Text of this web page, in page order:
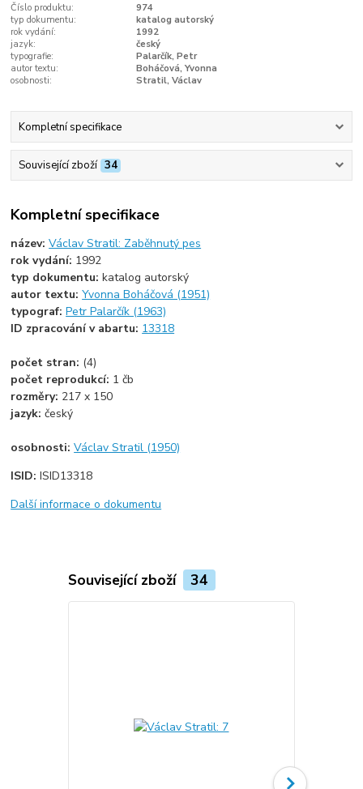
Číslo produktu:
974
typ dokumentu:
katalog autorský
rok vydání:
1992
jazyk:
český
typografie:
Palarčík, Petr
autor textu:
Boháčová, Yvonna
osobnosti:
Stratil, Václav
Kompletní specifikace
Související zboží 34
Kompletní specifikace
název:Václav Stratil: Zaběhnutý pes
rok vydání: 1992
typ dokumentu:katalog autorský
autor textu:Yvonna Boháčová (1951)
typograf:Petr Palarčík (1963)
ID zpracování v abartu: 13318
počet stran: (4)
počet reprodukcí: 1 čb
rozměry: 217 x 150
jazyk:český
osobnosti:Václav Stratil (1950)
ISID:ISID13318
Další informace o dokumentu
Související zboží 34